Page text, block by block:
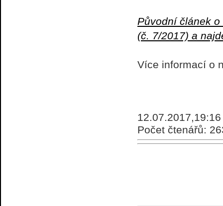
Původní článek
(č. 7/2017) a
Více informací o
12.07.2017,19:16
Počet čtenářů: